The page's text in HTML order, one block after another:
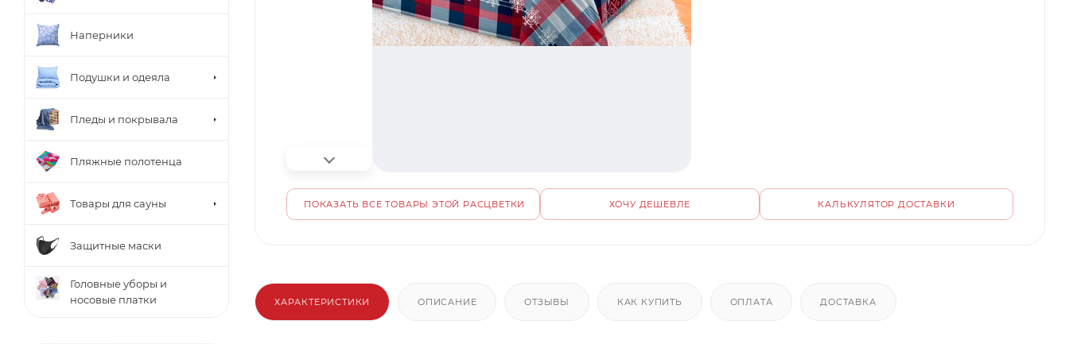
ПОКАЗАТЬ ВСЕ ТОВАРЫ ЭТОЙ РАСЦВЕТКИ ХОЧУ ДЕШЕВЛЕ КАЛЬКУЛЯТОР ДОСТАВКИ
ХАРАКТЕРИСТИКИ ОПИСАНИЕ ОТЗЫВЫ КАК КУПИТЬ ОПЛАТА ДОСТАВКА
Наперники
Подушки и одеяла
Пледы и покрывала
Пляжные полотенца
Товары для сауны
Защитные маски
Головные уборы и
носовые платки